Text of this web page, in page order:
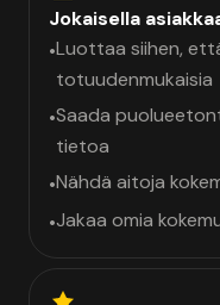
Jokaisella
•Luottaa siihen,
totuudenmukaisia
•Saada
tietoa
•Nähdä aitoja
•Jakaa omia